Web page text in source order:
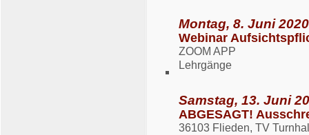
Montag, 8. Juni
Webinar
ZOOM APP
Lehrgänge
Samstag, 13. Juni
ABGESAGT!
36103 Flieden, TV